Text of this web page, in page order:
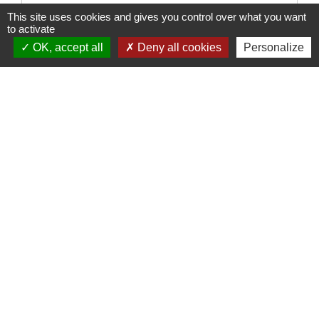
Signaler une erreur sur cette page
This site uses cookies and gives you control over what you want
to activate
OK, accept all
Deny all cookies Personalize